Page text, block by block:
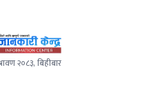
२०८३, बिहीबार